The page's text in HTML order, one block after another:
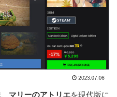
2023.07.06
マリーのアトリエを現代版に